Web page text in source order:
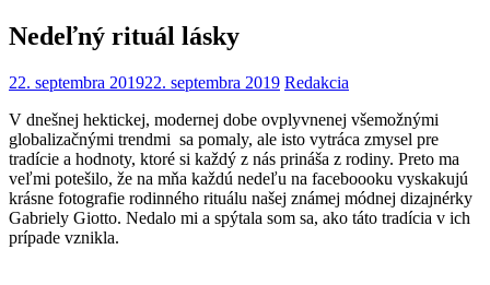
Nedeľný rituál lásky
22. septembra 201922. septembra 2019 Redakcia
V dnešnej hektickej, modernej dobe ovplyvnenej všemožnými
globalizačnými trendmi sa pomaly, ale isto vytráca zmysel pre
tradície a hodnoty, ktoré si každý z nás prináša z rodiny. Preto ma
veľmi potešilo, že na mňa každú nedeľu na faceboooku vyskakujú
krásne fotografie rodinného rituálu našej známej módnej dizajnérky
Gabriely Giotto. Nedalo mi a spýtala som sa, ako táto tradícia v ich
prípade vznikla.